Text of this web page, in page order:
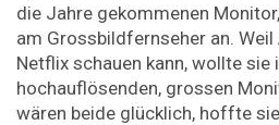
die Jahre gekommenen
am Grossbildfernseher an.
Netflix schauen kann, wollte sie
hochauflösenden, grossen
wären beide glücklich, hoffte